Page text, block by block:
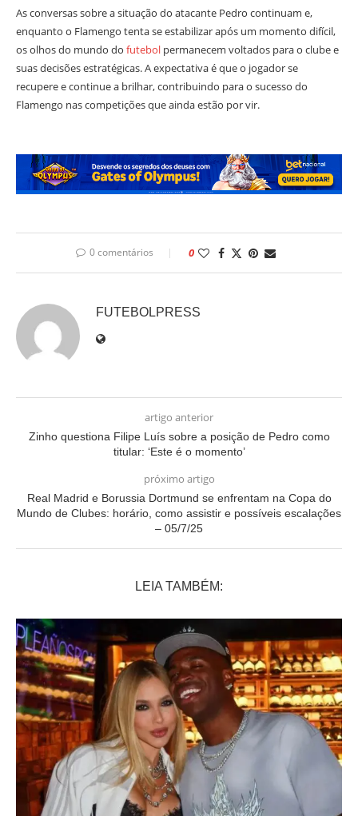
As conversas sobre a situação do atacante Pedro continuam e,
enquanto o Flamengo tenta se estabilizar após um momento difícil,
os olhos do mundo do futebol permanecem voltados para o clube e
suas decisões estratégicas. A expectativa é que o jogador se
recupere e continue a brilhar, contribuindo para o sucesso do
Flamengo nas competições que ainda estão por vir.
0 comentários 0
FUTEBOLPRESS
artigo anterior
Zinho questiona Filipe Luís sobre a posição de Pedro como
titular: ‘Este é o momento’
próximo artigo
Real Madrid e Borussia Dortmund se enfrentam na Copa do
Mundo de Clubes: horário, como assistir e possíveis escalações
– 05/7/25
LEIA TAMBÉM: